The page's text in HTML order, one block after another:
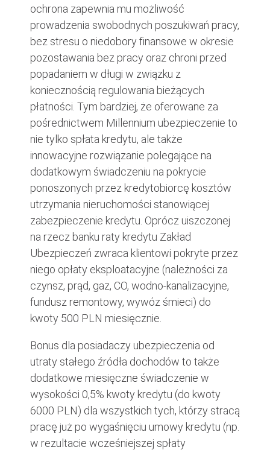
ochrona zapewnia mu możliwość
prowadzenia swobodnych poszukiwań pracy,
bez stresu o niedobory finansowe w okresie
pozostawania bez pracy oraz chroni przed
popadaniem w długi w związku z
koniecznością regulowania bieżących
płatności. Tym bardziej, że oferowane za
pośrednictwem Millennium ubezpieczenie to
nie tylko spłata kredytu, ale także
innowacyjne rozwiązanie polegające na
dodatkowym świadczeniu na pokrycie
ponoszonych przez kredytobiorcę kosztów
utrzymania nieruchomości stanowiącej
zabezpieczenie kredytu. Oprócz uiszczonej
na rzecz banku raty kredytu Zakład
Ubezpieczeń zwraca klientowi pokryte przez
niego opłaty eksploatacyjne (należności za
czynsz, prąd, gaz, CO, wodno-kanalizacyjne,
fundusz remontowy, wywóz śmieci) do
kwoty 500 PLN miesięcznie.
Bonus dla posiadaczy ubezpieczenia od
utraty stałego źródła dochodów to także
dodatkowe miesięczne świadczenie w
wysokości 0,5% kwoty kredytu (do kwoty
6000 PLN) dla wszystkich tych, którzy stracą
pracę już po wygaśnięciu umowy kredytu (np.
w rezultacie wcześniejszej spłaty